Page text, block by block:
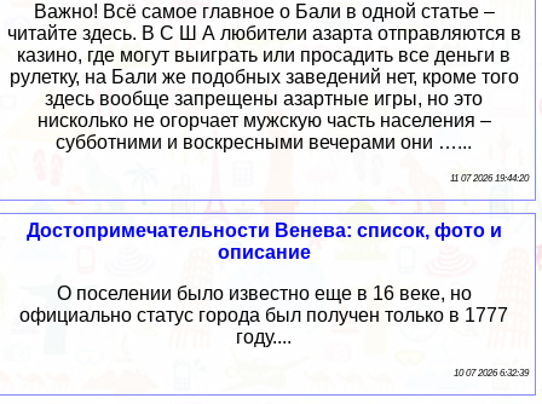
Важно! Всё самое главное о Бали в одной статье –
читайте здесь. В С Ш А любители азарта отправляются в
казино, где могут выиграть или просадить все деньги в
рулетку, на Бали же подобных заведений нет, кроме того
здесь вообще запрещены азартные игры, но это
нисколько не огорчает мужскую часть населения –
субботними и воскресными вечерами они …...
11 07 2026 19:44:20
Достопримечательности Венева: список, фото и
описание
О поселении было известно еще в 16 веке, но
официально статус города был получен только в 1777
году....
10 07 2026 6:32:39